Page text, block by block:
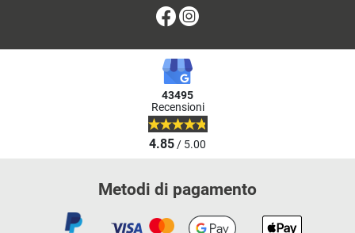
Facebook
43495
Recensioni
4.85/ 5.00
Metodi di pagamento